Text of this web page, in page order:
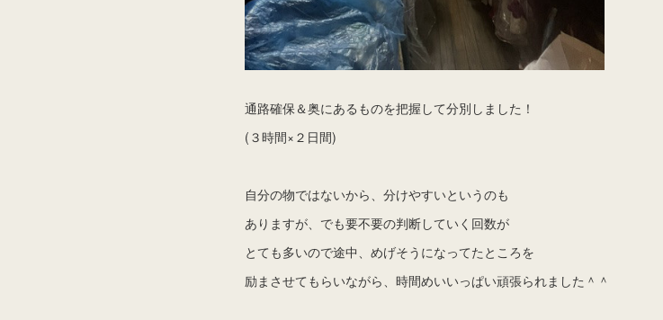
通路確保＆奥にあるものを把握して分別しました！
(３時間×２日間)
自分の物ではないから、分けやすいというのも
ありますが、でも要不要の判断していく回数が
とても多いので途中、めげそうになってたところを
励まさせてもらいながら、時間めいいっぱい頑張られました＾＾